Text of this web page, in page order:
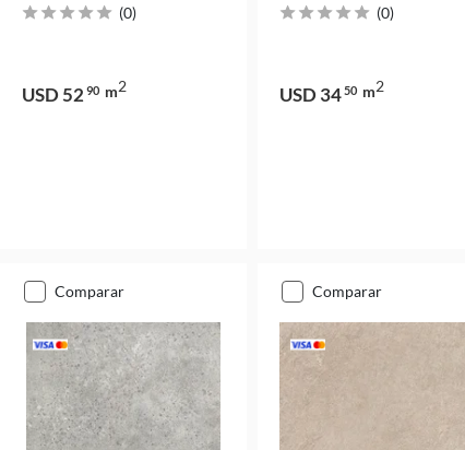
(0)
USD 52 90 m2
(0)
USD 34 50 m2
comparar comparar